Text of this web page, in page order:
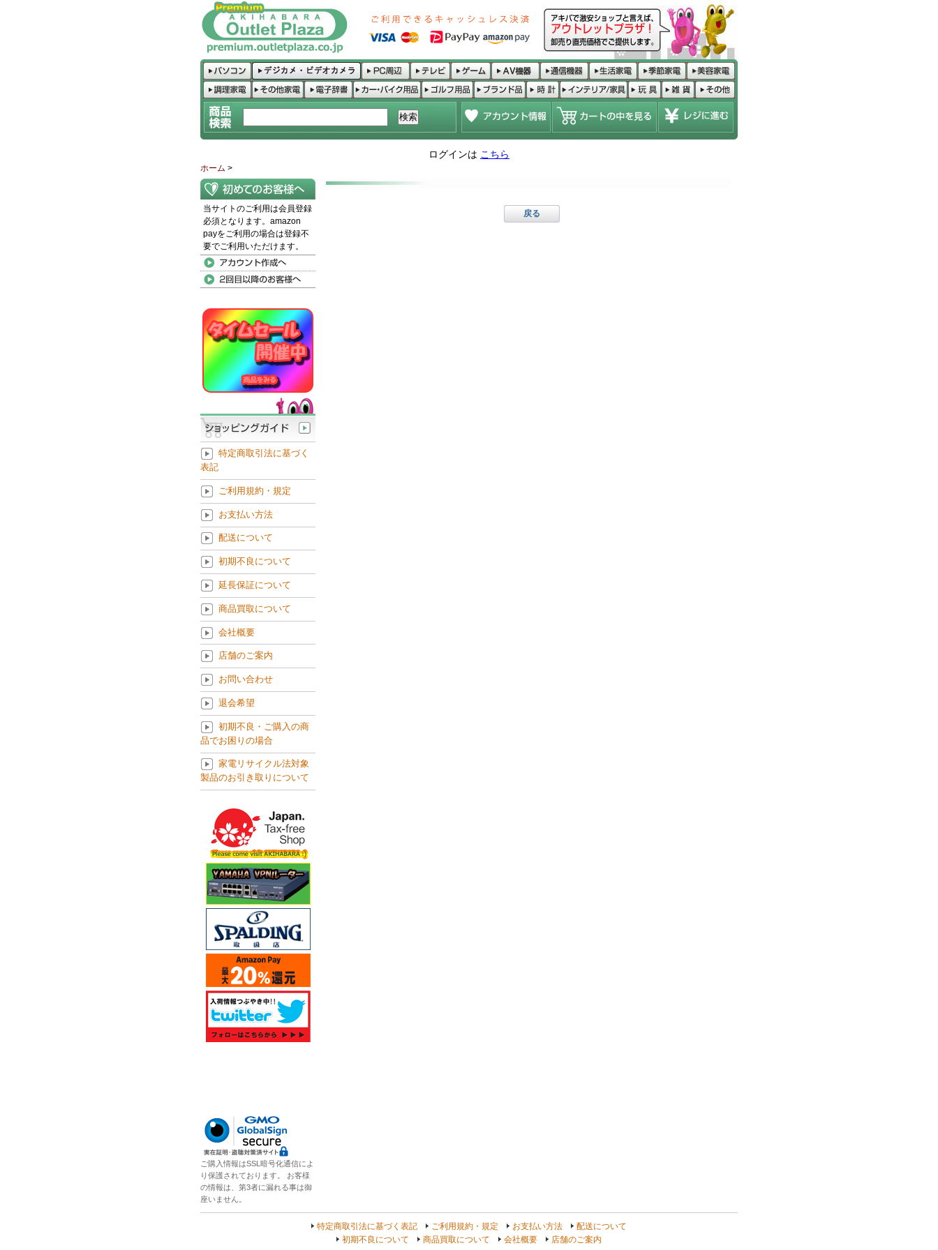
ログインは こちら
ホーム >
当サイトのご利用は会員登録
必須となります。amazon
payをご利用の場合は登録不
要でご利用いただけます。
特定商取引法に基づく
表記
ご利用規約・規定
お支払い方法
配送について
初期不良について
延長保証について
商品買取について
会社概要
店舗のご案内
お問い合わせ
退会希望
初期不良・ご購入の商
品でお困りの場合
家電リサイクル法対象
製品のお引き取りについて
ご購入情報はSSL暗号化通信によ
り保護されております。 お客様
の情報は、第3者に漏れる事は御
座いません。
特定商取引法に基づく表記 ご利用規約・規定 お支払い方法
配送について
初期不良について
商品買取について 会社概要 店舗のご案内